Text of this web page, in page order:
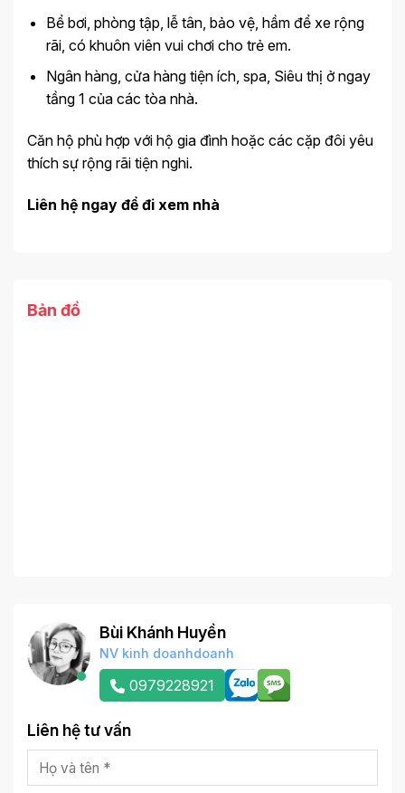
Bể bơi, phòng tập, lễ tân, bảo vệ, hầm để xe rộng
rãi, có khuôn viên vui chơi cho trẻ em.
Ngân hàng, cửa hàng tiện ích, spa, Siêu thị ở ngay
tầng 1 của các tòa nhà.
Căn hộ phù hợp với hộ gia đình hoặc các cặp đôi yêu
thích sự rộng rãi tiện nghi.
Liên hệ ngay để đi xem nhà
Bản đồ
Bùi Khánh Huyền
NV kinh doanhdoanh
0979228921
Liên hệ tư vấn